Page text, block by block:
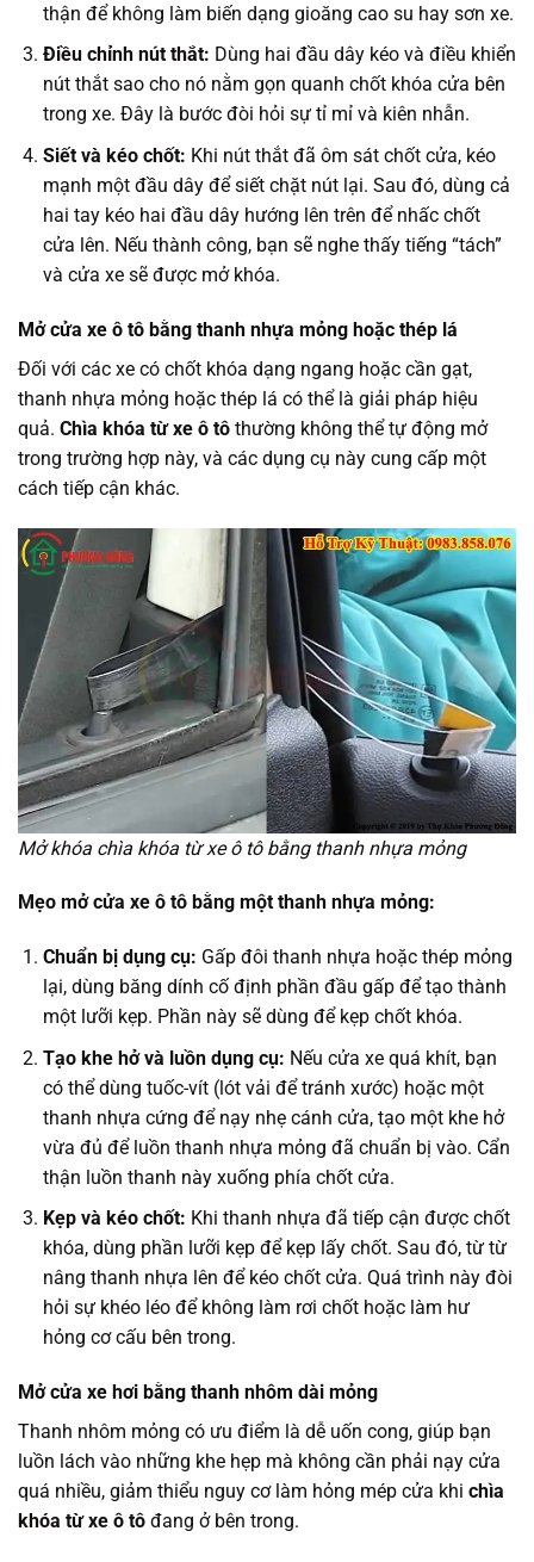
thận để không làm biến dạng gioăng cao su hay sơn xe.
Điều chỉnh nút thắt: Dùng hai đầu dây kéo và điều khiển
nút thắt sao cho nó nằm gọn quanh chốt khóa cửa bên
trong xe. Đây là bước đòi hỏi sự tỉ mỉ và kiên nhẫn.
Siết và kéo chốt: Khi nút thắt đã ôm sát chốt cửa, kéo
mạnh một đầu dây để siết chặt nút lại. Sau đó, dùng cả
hai tay kéo hai đầu dây hướng lên trên để nhấc chốt
cửa lên. Nếu thành công, bạn sẽ nghe thấy tiếng “tách”
và cửa xe sẽ được mở khóa.
Mở cửa xe ô tô bằng thanh nhựa mỏng hoặc thép lá
Đối với các xe có chốt khóa dạng ngang hoặc cần gạt,
thanh nhựa mỏng hoặc thép lá có thể là giải pháp hiệu
quả. Chìa khóa từ xe ô tô thường không thể tự động mở
trong trường hợp này, và các dụng cụ này cung cấp một
cách tiếp cận khác.
Mở khóa chìa khóa từ xe ô tô bằng thanh nhựa mỏng
Mẹo mở cửa xe ô tô bằng một thanh nhựa mỏng:
Chuẩn bị dụng cụ: Gấp đôi thanh nhựa hoặc thép mỏng
lại, dùng băng dính cố định phần đầu gấp để tạo thành
một lưỡi kẹp. Phần này sẽ dùng để kẹp chốt khóa.
Tạo khe hở và luồn dụng cụ: Nếu cửa xe quá khít, bạn
có thể dùng tuốc-vít (lót vải để tránh xước) hoặc một
thanh nhựa cứng để nạy nhẹ cánh cửa, tạo một khe hở
vừa đủ để luồn thanh nhựa mỏng đã chuẩn bị vào. Cẩn
thận luồn thanh này xuống phía chốt cửa.
Kẹp và kéo chốt: Khi thanh nhựa đã tiếp cận được chốt
khóa, dùng phần lưỡi kẹp để kẹp lấy chốt. Sau đó, từ từ
nâng thanh nhựa lên để kéo chốt cửa. Quá trình này đòi
hỏi sự khéo léo để không làm rơi chốt hoặc làm hư
hỏng cơ cấu bên trong.
Mở cửa xe hơi bằng thanh nhôm dài mỏng
Thanh nhôm mỏng có ưu điểm là dễ uốn cong, giúp bạn
luồn lách vào những khe hẹp mà không cần phải nạy cửa
quá nhiều, giảm thiểu nguy cơ làm hỏng mép cửa khi chìa
khóa từ xe ô tô đang ở bên trong.